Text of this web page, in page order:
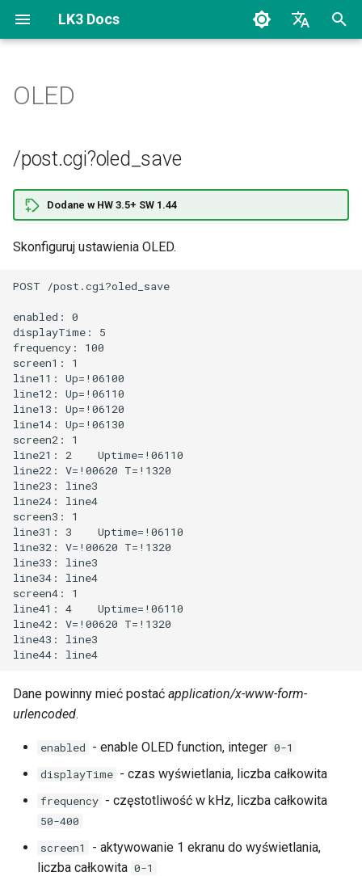
LK3 Docs
n
i
s
a
ć
,
a
b
y
s
z
u
k
a
Login
Ustawienia UI
Status
Wejścia
Czujniki I2C i 1-Wire
Port szeregowy
Modbus
Moc i energia
Zdarzenia
Scheduler
Watchdog
Zdalne sterowanie
Klient HTTP
Klient MQTT
SNMP
Czas
/post.cgi?oled_save
/stm.cgi?oled
/stm.cgi?i2cofreq
SNMP OID
Odpowiedzi JSON/XML
Sterowanie inteligentną
Kontrolera
OLED
/post.cgi?oled_save
Dodane w HW 3.5+ SW 1.44
Skonfiguruj ustawienia OLED.
POST /post.cgi?oled_save
enabled: 0
displayTime: 5
frequency: 100
screen1: 1
line11: Up=!06100
line12: Up=!06110
line13: Up=!06120
line14: Up=!06130
screen2: 1
line21: 2    Uptime=!06110
line22: V=!00620 T=!1320
line23: line3
line24: line4
screen3: 1
line31: 3    Uptime=!06110
line32: V=!00620 T=!1320
line33: line3
line34: line4
screen4: 1
line41: 4    Uptime=!06110
line42: V=!00620 T=!1320
line43: line3
Dane powinny mieć postać application/x-www-form-
urlencoded.
enabled - enable OLED function, integer 0-1
displayTime - czas wyświetlania, liczba całkowita
frequency - częstotliwość w kHz, liczba całkowita
50-400
screen1
- aktywowanie 1 ekranu do wyświetlania,
liczba całkowita 0-1